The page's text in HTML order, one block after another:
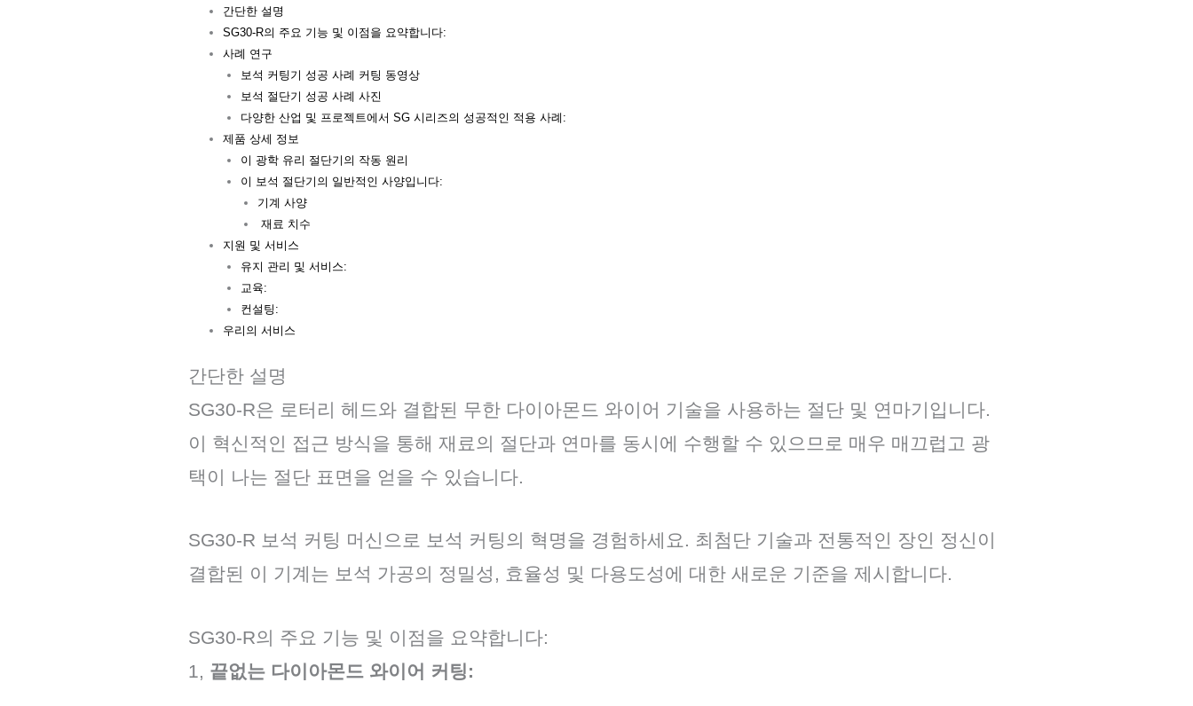
간단한 설명
SG30-R의 주요 기능 및 이점을 요약합니다:
사례 연구
보석 커팅기 성공 사례 커팅 동영상
보석 절단기 성공 사례 사진
다양한 산업 및 프로젝트에서 SG 시리즈의 성공적인 적용 사례:
제품 상세 정보
이 광학 유리 절단기의 작동 원리
이 보석 절단기의 일반적인 사양입니다:
기계 사양
재료 치수
지원 및 서비스
유지 관리 및 서비스:
교육:
컨설팅:
우리의 서비스
간단한 설명
SG30-R은 로터리 헤드와 결합된 무한 다이아몬드 와이어 기술을 사용하는 절단 및 연마기입니다.
이 혁신적인 접근 방식을 통해 재료의 절단과 연마를 동시에 수행할 수 있으므로 매우 매끄럽고 광
택이 나는 절단 표면을 얻을 수 있습니다.
SG30-R 보석 커팅 머신으로 보석 커팅의 혁명을 경험하세요. 최첨단 기술과 전통적인 장인 정신이
결합된 이 기계는 보석 가공의 정밀성, 효율성 및 다용도성에 대한 새로운 기준을 제시합니다.
SG30-R의 주요 기능 및 이점을 요약합니다:
1, 끝없는 다이아몬드 와이어 커팅: